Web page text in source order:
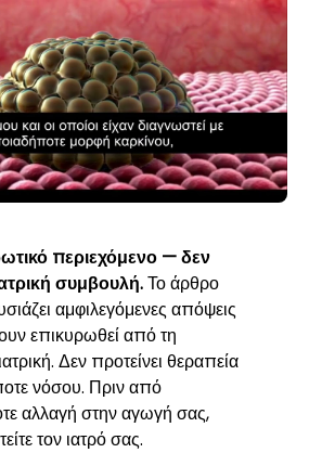
περιεχόμενο — δεν
συμβουλή.Το άρθρο
αμφιλεγόμενες απόψεις
επικυρωθεί από τη
Δεν προτείνει θεραπεία
νόσου. Πριν από
αλλαγή στην αγωγή σας,
τον ιατρό σας.